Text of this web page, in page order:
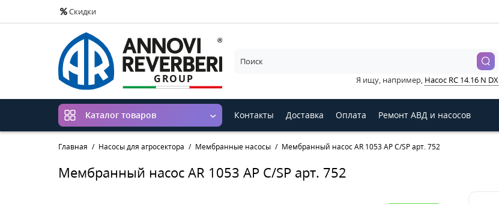
Скидки
Я ищу, например, Насос RC 14.16 N DX
Каталог товаров Контакты Доставка Оплата Ремонт АВД и насосов
Главная Насосы для агросектора Мембранные насосы Мембранный насос AR 1053 AP C/SP арт. 752
Мембранный насос AR 1053 AP C/SP арт. 752